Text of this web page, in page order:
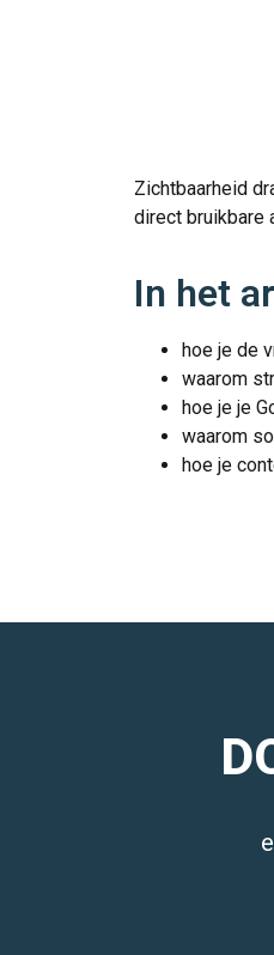
Zichtbaarheid
direct bruikbare
In het
hoe je de
waarom
hoe je je
waarom
hoe je